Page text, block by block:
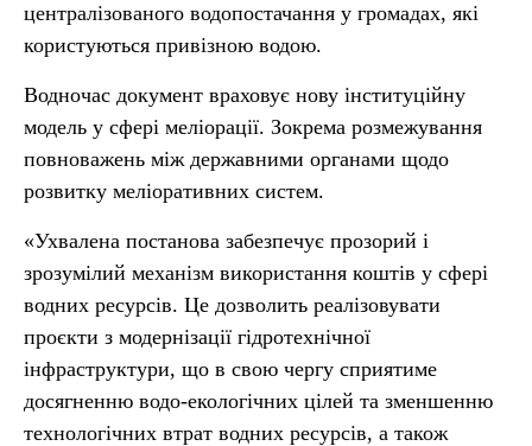
централізованого водопостачання у громадах, які
користуються привізною водою.
Водночас документ враховує нову інституційну
модель у сфері меліорації. Зокрема розмежування
повноважень між державними органами щодо
розвитку меліоративних систем.
«Ухвалена постанова забезпечує прозорий і
зрозумілий механізм використання коштів у сфері
водних ресурсів. Це дозволить реалізовувати
проєкти з модернізації гідротехнічної
інфраструктури, що в свою чергу сприятиме
досягненню водо-екологічних цілей та зменшенню
технологічних втрат водних ресурсів, а також